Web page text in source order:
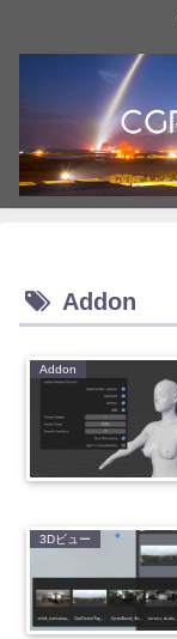
Addon
Addon
3Dビュー